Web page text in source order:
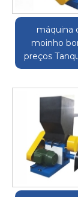
máquina
moinho
preços